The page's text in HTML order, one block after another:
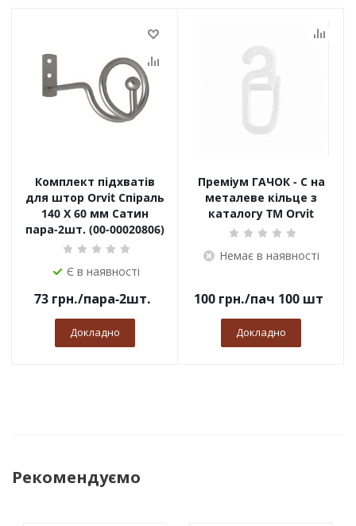
Комплект підхватів
для штор Orvit Спіраль
140 Х 60 мм Сатин
пара-2шт. (00-00020806)
Є в наявності
73грн./пара-2шт.
Докладно
Преміум ГАЧОК - С на
металеве кільце з
каталогу TM Orvit
Немає в наявності
100грн./пач 100 шт
Докладно
Рекомендуємо